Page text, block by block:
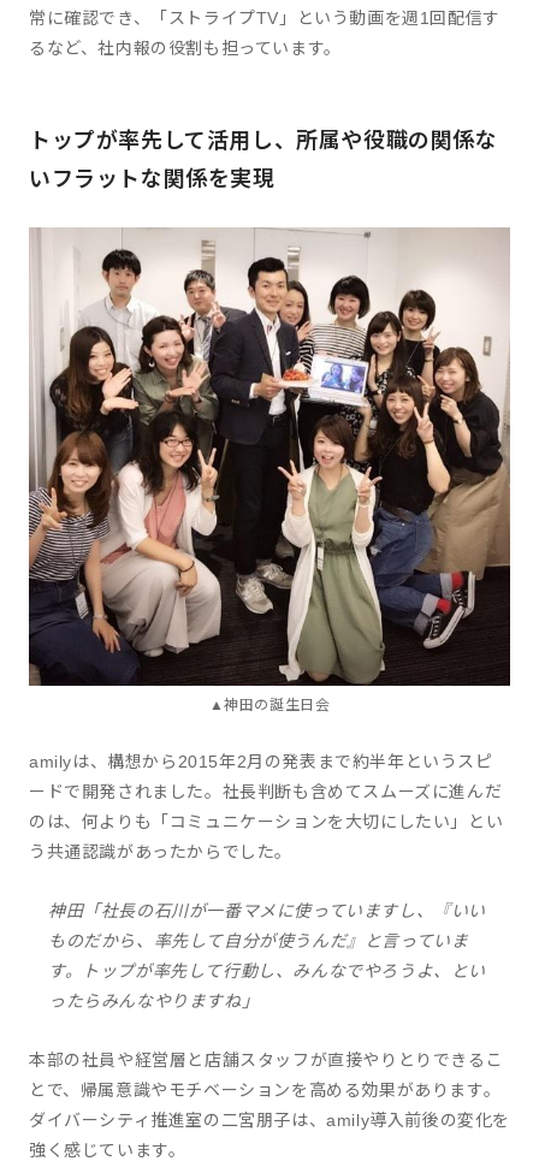
常に確認でき、「ストライプTV」という動画を週1回配信す
るなど、社内報の役割も担っています。
トップが率先して活用し、所属や役職の関係な
いフラットな関係を実現
▲神田の誕生日会
amilyは、構想から2015年2月の発表まで約半年というスピ
ードで開発されました。社長判断も含めてスムーズに進んだ
のは、何よりも「コミュニケーションを大切にしたい」とい
う共通認識があったからでした。
神田「社長の石川が一番マメに使っていますし、『いい
ものだから、率先して自分が使うんだ』と言っていま
す。トップが率先して行動し、みんなでやろうよ、とい
ったらみんなやりますね」
本部の社員や経営層と店舗スタッフが直接やりとりできるこ
とで、帰属意識やモチベーションを高める効果があります。
ダイバーシティ推進室の二宮朋子は、amily導入前後の変化を
強く感じています。